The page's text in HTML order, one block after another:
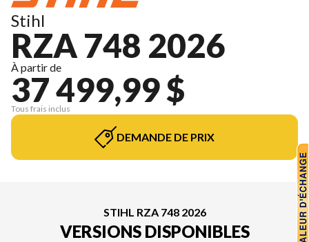
Stihl
RZA 748 2026
À partir de
37 499,99 $
Tous frais inclus
DEMANDE DE PRIX
STIHL RZA 748 2026
VERSIONS DISPONIBLES